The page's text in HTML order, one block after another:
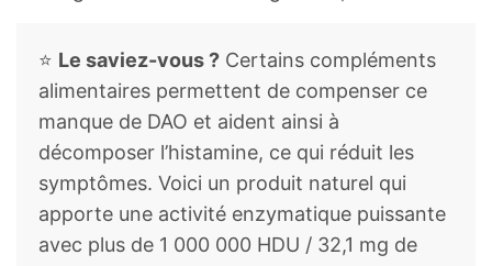
⭐ Le saviez-vous ? Certains compléments
alimentaires permettent de compenser ce
manque de DAO et aident ainsi à
décomposer l’histamine, ce qui réduit les
symptômes. Voici un produit naturel qui
apporte une activité enzymatique puissante
avec plus de 1 000 000 HDU / 32,1 mg de